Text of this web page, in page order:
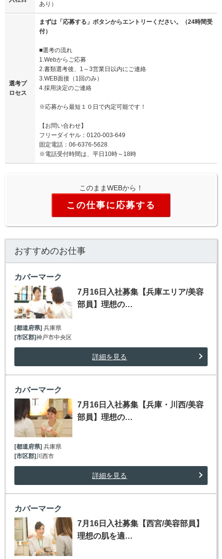
あり）
選考プ
ロセス
まずは「応募する」ボタンからエントリーください。（24時間受
付）
■選考の流れ
1.Webからご応募
2.書類選考後、1～3営業日以内にご連絡
3.WEB面接（1回のみ）
4.採用決定のご連絡
※応募から最短１０日で内定可能です！
【お問い合わせ】
フリーダイヤル：0120-003-649
固定電話：06-6376-5628
※電話受付時間は、平日10時～18時
このままWEBから！
この仕事に応募する
おすすめのお仕事
カバーマーク
7月16日入社募集【兵庫エリア/美容
部員】理想の…
[都道府県] 兵庫県
[市区郡]神戸市中央区
詳細を見る
カバーマーク
7月16日入社募集【兵庫・川西/美容
部員】理想の…
[都道府県] 兵庫県
[市区郡] 川西市
詳細を見る
カバーマーク
7月16日入社募集【西宮/美容部員】
理想の肌を適…